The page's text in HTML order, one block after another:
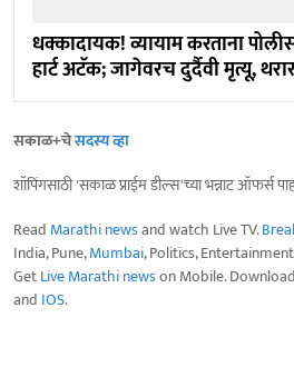
धक्कादायक! व्यायाम करताना
हार्ट अटॅक; जागेवरच दुर्दैवी मृत्यू,
सकाळ+चेसदस्य व्हा
शॉपिंगसाठी 'सकाळ प्राईम डील्स'च्या भन्नाट ऑफर्स
Read Marathi newsand watch Live TV.
India, Pune,Mumbai, Politics,
GetLive Marathi newson Mobile.
and IOS.